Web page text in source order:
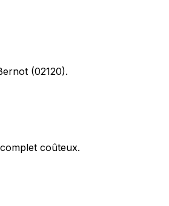
(02120).
coûteux.